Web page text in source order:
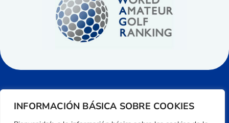
INFORMACIÓN BÁSICA SOBRE COOKIES